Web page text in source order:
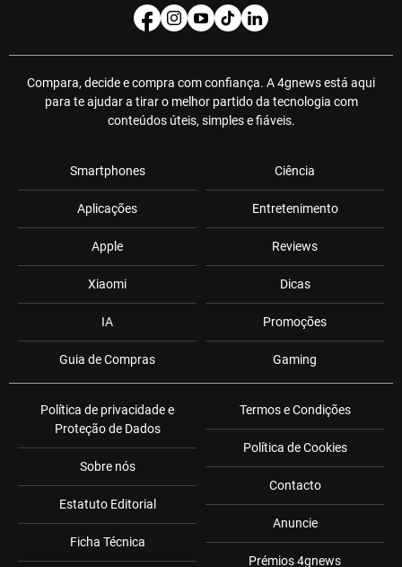
Compara, decide e compra com confiança. A 4gnews está aqui
para te ajudar a tirar o melhor partido da tecnologia com
conteúdos úteis, simples e fiáveis.
Smartphones
Aplicações
Apple
Xiaomi
IA
Guia de Compras
Ciência
Entretenimento
Reviews
Dicas
Promoções
Gaming
Política de privacidade e
Proteção de Dados
Sobre nós
Estatuto Editorial
Ficha Técnica
Termos e Condições
Política de Cookies
Contacto
Anuncie
Prémios 4gnews